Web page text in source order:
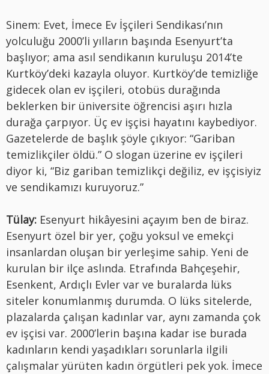
Sinem: Evet, İmece Ev İşçileri Sendikası’nın
yolculuğu 2000’li yılların başında Esenyurt’ta
başlıyor; ama asıl sendikanın kuruluşu 2014’te
Kurtköy’deki kazayla oluyor. Kurtköy’de temizliğe
gidecek olan ev işçileri, otobüs durağında
beklerken bir üniversite öğrencisi aşırı hızla
durağa çarpıyor. Üç ev işçisi hayatını kaybediyor.
Gazetelerde de başlık şöyle çıkıyor: “Gariban
temizlikçiler öldü.” O slogan üzerine ev işçileri
diyor ki, “Biz gariban temizlikçi değiliz, ev işçisiyiz
ve sendikamızı kuruyoruz.”
Tülay: Esenyurt hikâyesini açayım ben de biraz.
Esenyurt özel bir yer, çoğu yoksul ve emekçi
insanlardan oluşan bir yerleşime sahip. Yeni de
kurulan bir ilçe aslında. Etrafında Bahçeşehir,
Esenkent, Ardıçlı Evler var ve buralarda lüks
siteler konumlanmış durumda. O lüks sitelerde,
plazalarda çalışan kadınlar var, aynı zamanda çok
ev işçisi var. 2000’lerin başına kadar ise burada
kadınların kendi yaşadıkları sorunlarla ilgili
çalışmalar yürüten kadın örgütleri pek yok. İmece